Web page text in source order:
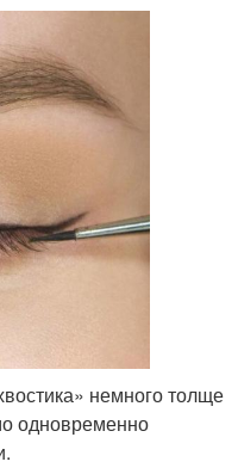
немного толще
одновременно